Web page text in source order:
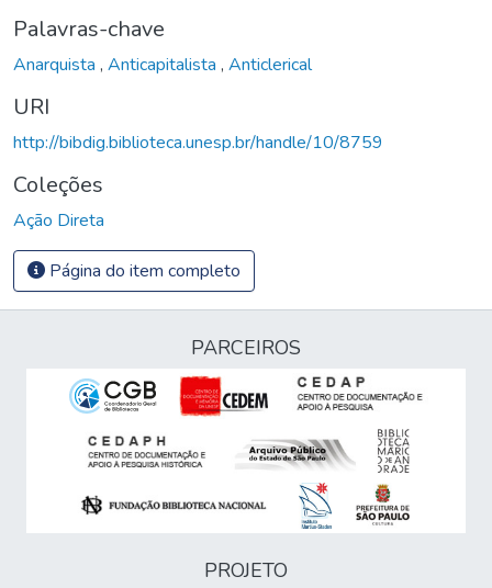
Palavras-chave
Anarquista , Anticapitalista , Anticlerical
URI
http://bibdig.biblioteca.unesp.br/handle/10/8759
Coleções
Ação Direta
Página do item completo
PARCEIROS
PROJETO